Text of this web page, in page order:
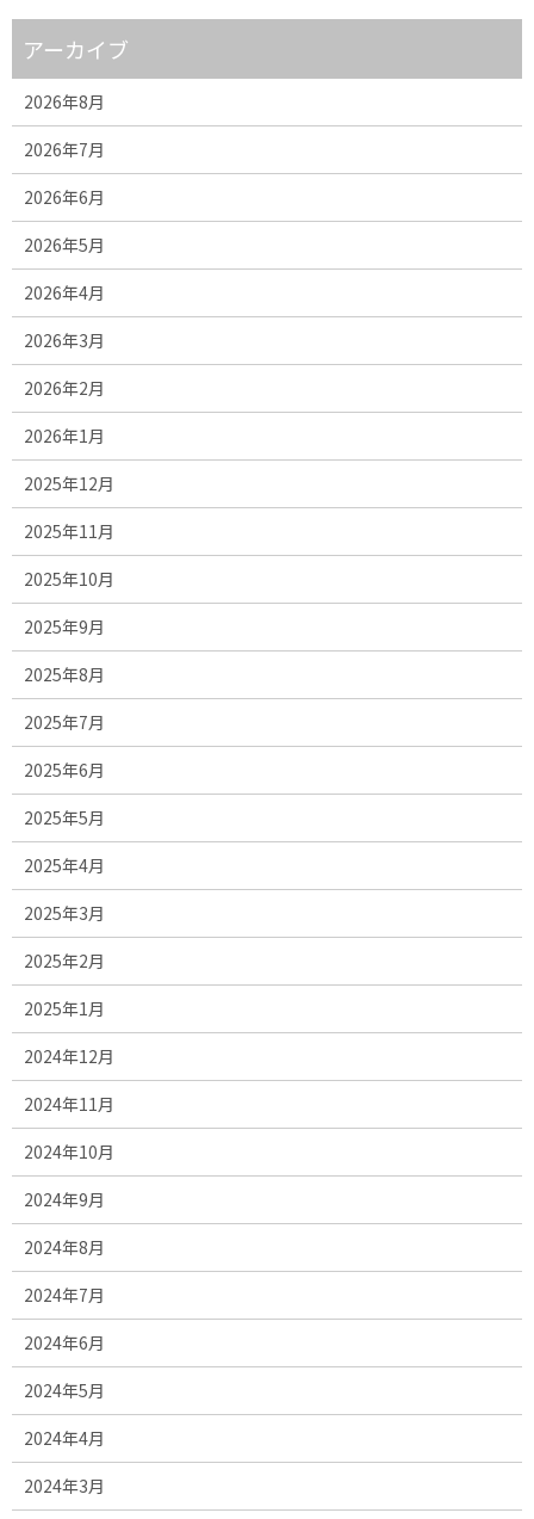
アーカイブ
2026年8月
2026年7月
2026年6月
2026年5月
2026年4月
2026年3月
2026年2月
2026年1月
2025年12月
2025年11月
2025年10月
2025年9月
2025年8月
2025年7月
2025年6月
2025年5月
2025年4月
2025年3月
2025年2月
2025年1月
2024年12月
2024年11月
2024年10月
2024年9月
2024年8月
2024年7月
2024年6月
2024年5月
2024年4月
2024年3月